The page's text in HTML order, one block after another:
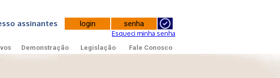
assinantes
Esqueci minha senha
Demonstração Legislação Fale Conosco